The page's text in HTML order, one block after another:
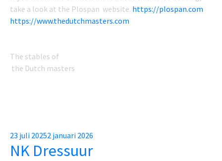
take a look at the Plospan website. https://plospan.com
https://www.thedutchmasters.com
The stables of
the Dutch masters
Posted
on
23 juli 20252 januari 2026
NK Dressuur